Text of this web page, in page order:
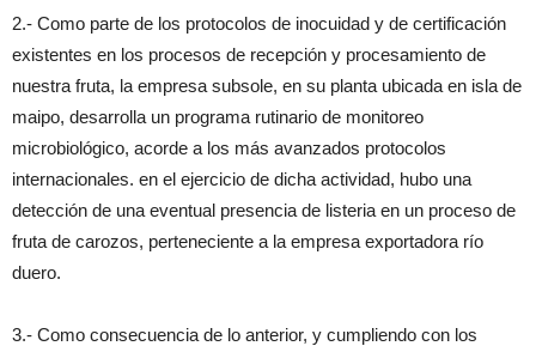
2.- Como parte de los protocolos de inocuidad y de certificación
existentes en los procesos de recepción y procesamiento de
nuestra fruta, la empresa subsole, en su planta ubicada en isla de
maipo, desarrolla un programa rutinario de monitoreo
microbiológico, acorde a los más avanzados protocolos
internacionales. en el ejercicio de dicha actividad, hubo una
detección de una eventual presencia de listeria en un proceso de
fruta de carozos, perteneciente a la empresa exportadora río
duero.
3.- Como consecuencia de lo anterior, y cumpliendo con los